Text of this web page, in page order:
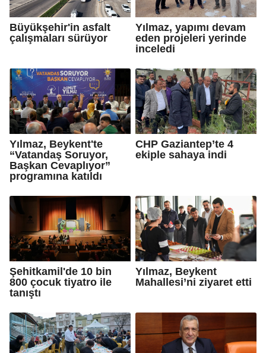
Büyükşehir'in asfalt
çalışmaları sürüyor
Yılmaz, yapımı devam
eden projeleri yerinde
inceledi
Yılmaz, Beykent'te
“Vatandaş Soruyor,
Başkan Cevaplıyor”
programına katıldı
CHP Gaziantep’te 4
ekiple sahaya indi
Şehitkamil'de 10 bin
800 çocuk tiyatro ile
tanıştı
Yılmaz, Beykent
Mahallesi’ni ziyaret etti